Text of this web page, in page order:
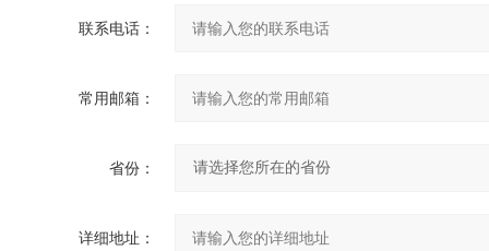
联系电话：
常用邮箱：
省份：
详细地址：